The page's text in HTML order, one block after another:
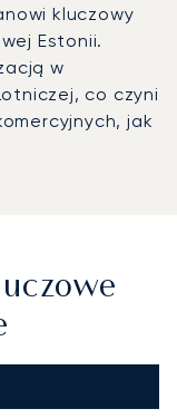
kluczowy
Estonii.
w
co czyni
jak